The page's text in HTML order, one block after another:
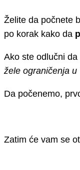
Želite da počnete
po korak kako da
Ako ste odlučni
žele ograničenja u
Da počenemo,
Zatim će vam se